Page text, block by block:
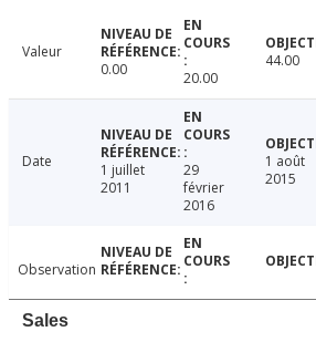
Valeur
0.00
20.00
44.00
Date
1 juillet
2011
29
février
2016
1 août
2015
Observation
Sales